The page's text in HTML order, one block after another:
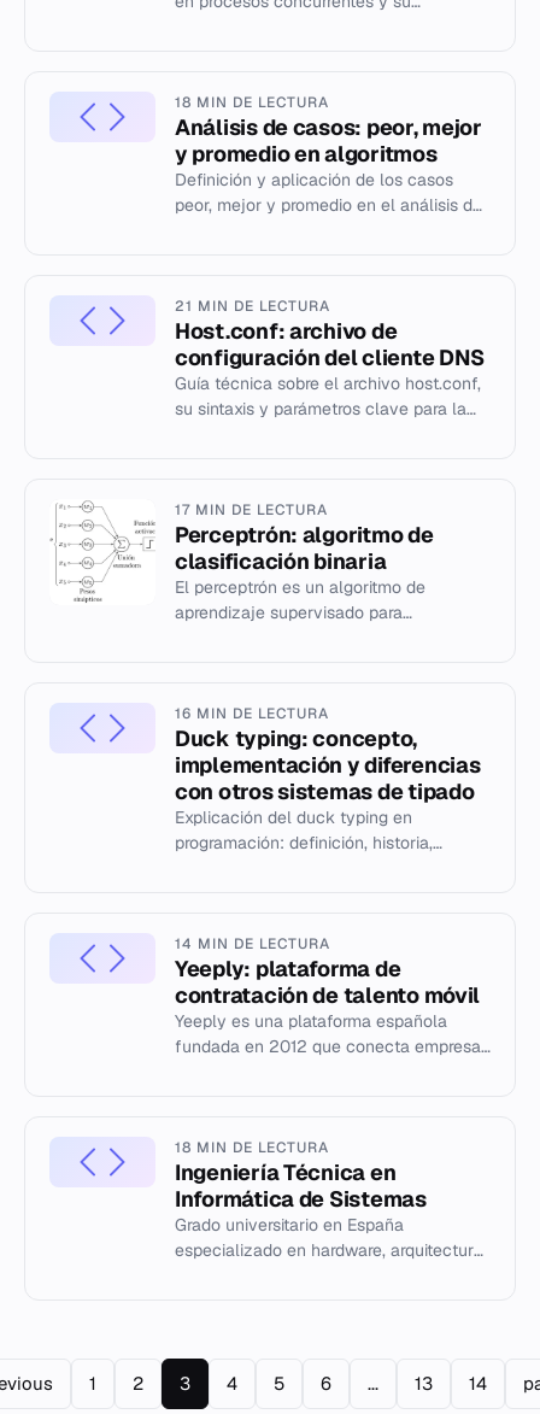
18 MIN DE LECTURA
Análisis de casos: peor, mejor
y promedio en algoritmos
Definición y aplicación de los casos
peor, mejor y promedio en el análisis de
21 MIN DE LECTURA
Host.conf: archivo de
configuración del cliente DNS
Guía técnica sobre el archivo host.conf,
su sintaxis y parámetros clave para la
17 MIN DE LECTURA
Perceptrón: algoritmo de
clasificación binaria
El perceptrón es un algoritmo de
aprendizaje supervisado para
16 MIN DE LECTURA
Duck typing: concepto,
implementación y diferencias
con otros sistemas de tipado
Explicación del duck typing en
programación: definición, historia,
14 MIN DE LECTURA
Yeeply: plataforma de
contratación de talento móvil
Yeeply es una plataforma española
fundada en 2012 que conecta empresas
18 MIN DE LECTURA
Ingeniería Técnica en
Informática de Sistemas
Grado universitario en España
especializado en hardware, arquitectura
1 2 3 4 5 6 ... 13 14